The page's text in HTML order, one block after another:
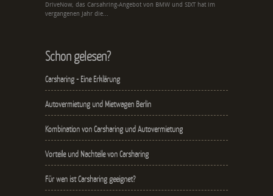
DriveNow, das Carsahring-Angebot von BMW und SIXT hat im
vergangenen Jahr die...
Schon gelesen?
Carsharing - Eine Erklärung
Autovermietung und Mietwagen Berlin
Kombination von Carsharing und Autovermietung
Vorteile und Nachteile von Carsharing
Für wen ist Carsharing geeignet?